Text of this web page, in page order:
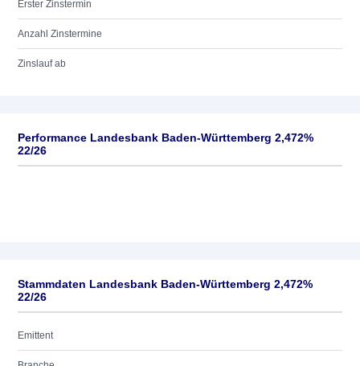
Erster Zinstermin
Anzahl Zinstermine
Zinslauf ab
Performance Landesbank Baden-Württemberg 2,472%
22/26
Stammdaten Landesbank Baden-Württemberg 2,472%
22/26
Emittent